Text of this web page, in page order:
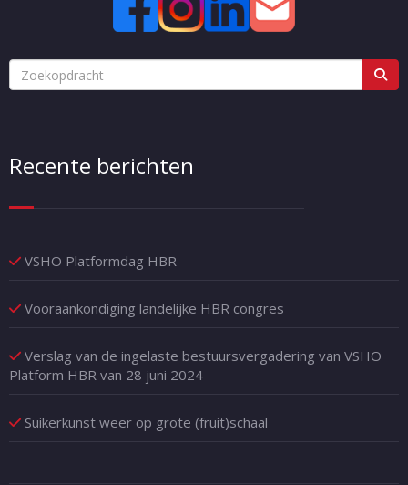
Recente berichten
VSHO Platformdag HBR
Vooraankondiging landelijke HBR congres
Verslag van de ingelaste bestuursvergadering van VSHO
Platform HBR van 28 juni 2024
Suikerkunst weer op grote (fruit)schaal